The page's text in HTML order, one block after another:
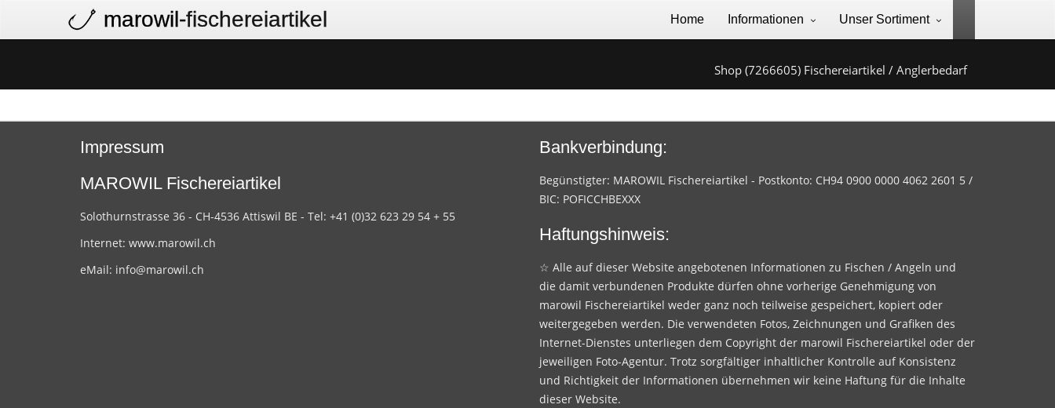
marowil-fischereiartikel Home Informationen Unser Sortiment
Shop (7266605) Fischereiartikel / Anglerbedarf
Impressum
MAROWIL Fischereiartikel
Solothurnstrasse 36 - CH-4536 Attiswil BE - Tel: +41 (0)32 623 29 54 + 55
Internet: www.marowil.ch
eMail: info@marowil.ch
Bankverbindung:
Begünstigter: MAROWIL Fischereiartikel - Postkonto: CH94 0900 0000 4062 2601 5 /
BIC: POFICCHBEXXX
Haftungshinweis:
☆ Alle auf dieser Website angebotenen Informationen zu Fischen / Angeln und
die damit verbundenen Produkte dürfen ohne vorherige Genehmigung von
marowil Fischereiartikel weder ganz noch teilweise gespeichert, kopiert oder
weitergegeben werden. Die verwendeten Fotos, Zeichnungen und Grafiken des
Internet-Dienstes unterliegen dem Copyright der marowil Fischereiartikel oder der
jeweiligen Foto-Agentur. Trotz sorgfältiger inhaltlicher Kontrolle auf Konsistenz
und Richtigkeit der Informationen übernehmen wir keine Haftung für die Inhalte
dieser Website.